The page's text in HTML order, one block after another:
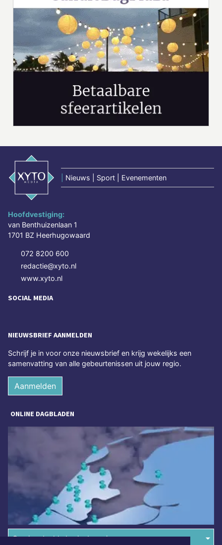
Nieuws | Sport | Evenementen
Hoofdvestiging:
van Benthuizenlaan 1
1701 BZ Heerhugowaard
072 8200 600
redactie@xyto.nl
www.xyto.nl
SOCIAL MEDIA
NIEUWSBRIEF AANMELDEN
Schrijf je in voor onze nieuwsbrief en krijg wekelijks een
samenvatting van alle gebeurtenissen uit jouw regio.
Aanmelden
ONLINE DAGBLADEN
Overige dagbladen in de regio